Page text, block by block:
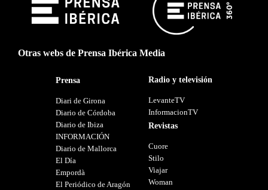
Otras webs de Prensa Ibérica Media
Prensa
Diari de Girona
Diario de Córdoba
Diario de Ibiza
INFORMACIÓN
Diario de Mallorca
El Día
Empordà
El Periódico de Aragón
Radio y televisión
LevanteTV
InformacionTV
Revistas
Cuore
Stilo
Viajar
Woman